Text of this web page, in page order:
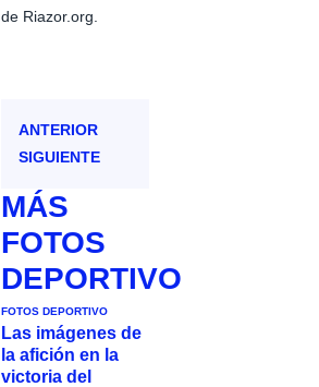
de Riazor.org.
ANTERIOR
SIGUIENTE
MÁS
FOTOS
DEPORTIVO
FOTOS DEPORTIVO
Las imágenes de
la afición en la
victoria del